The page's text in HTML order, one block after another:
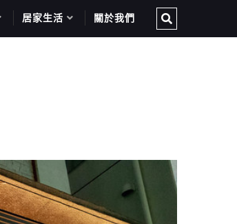
居家生活 關於我們